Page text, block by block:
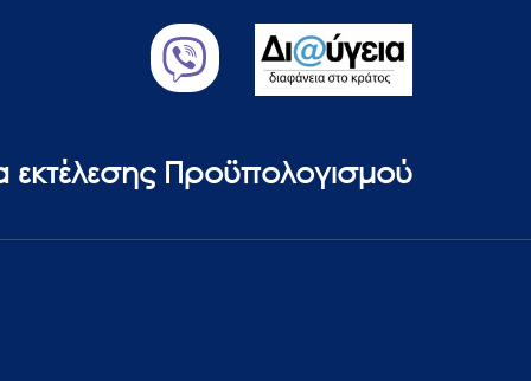
εκτέλεσης Προϋπολογισμού